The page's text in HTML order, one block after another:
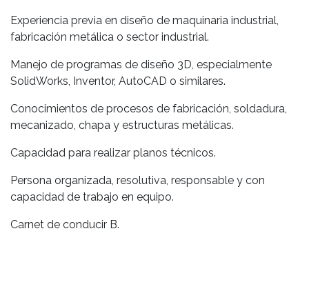
Experiencia previa en diseño de maquinaria industrial,
fabricación metálica o sector industrial.
Manejo de programas de diseño 3D, especialmente
SolidWorks, Inventor, AutoCAD o similares.
Conocimientos de procesos de fabricación, soldadura,
mecanizado, chapa y estructuras metálicas.
Capacidad para realizar planos técnicos.
Persona organizada, resolutiva, responsable y con
capacidad de trabajo en equipo.
Carnet de conducir B.